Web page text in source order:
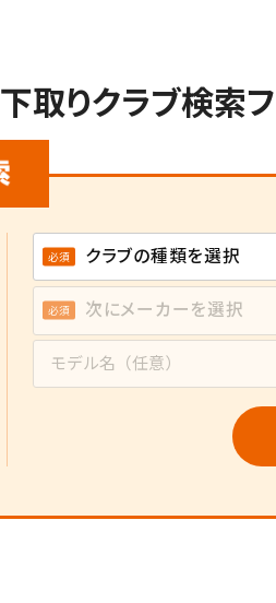
下取りクラブ検索